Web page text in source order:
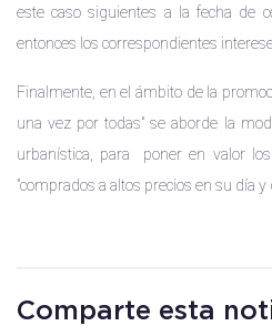
este caso siguientes a la fecha de
entonces los correspondientes
Finalmente, en el ámbito de la
una vez por todas" se aborde la
urbanística, para poner en valor
"comprados a altos precios en su día
Comparte esta